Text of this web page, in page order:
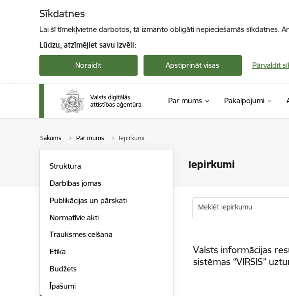
Sīkdatnes
Lai šī tīmekļvietne darbotos, tā izmanto obligāti nepieciešamās sīkdatnes.
Lūdzu, atzīmējiet savu izvēli:
Noraidīt Apstiprināt visas Pārvaldīt
Par mums Pakalpojumi
Sākums Par mums Iepirkumi
Iepirkumi
Struktūra
Darbības jomas
Publikācijas un pārskati
Normatīvie akti
Trauksmes celšana
Ētika
Budžets
Īpašumi
Meklēt iepirkumu
Valsts informācijas
sistēmas “VIRSIS”